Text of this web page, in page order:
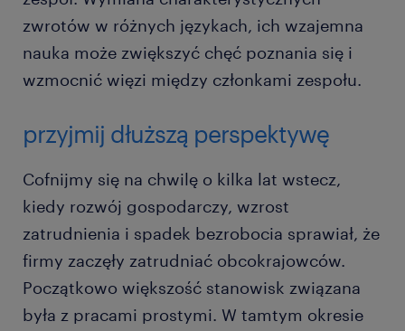
zwrotów w różnych językach, ich wzajemna
nauka może zwiększyć chęć poznania się i
wzmocnić więzi między członkami zespołu.
przyjmij dłuższą perspektywę
Cofnijmy się na chwilę o kilka lat wstecz,
kiedy rozwój gospodarczy, wzrost
zatrudnienia i spadek bezrobocia sprawiał, że
firmy zaczęły zatrudniać obcokrajowców.
Początkowo większość stanowisk związana
była z pracami prostymi. W tamtym okresie